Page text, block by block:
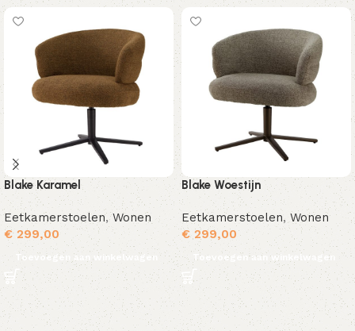
Blake Karamel
Eetkamerstoelen,Wonen
€299,00
Toevoegen aan winkelwagen
Blake Woestijn
Eetkamerstoelen, Wonen
€299,00
Toevoegen aan winkelwagen